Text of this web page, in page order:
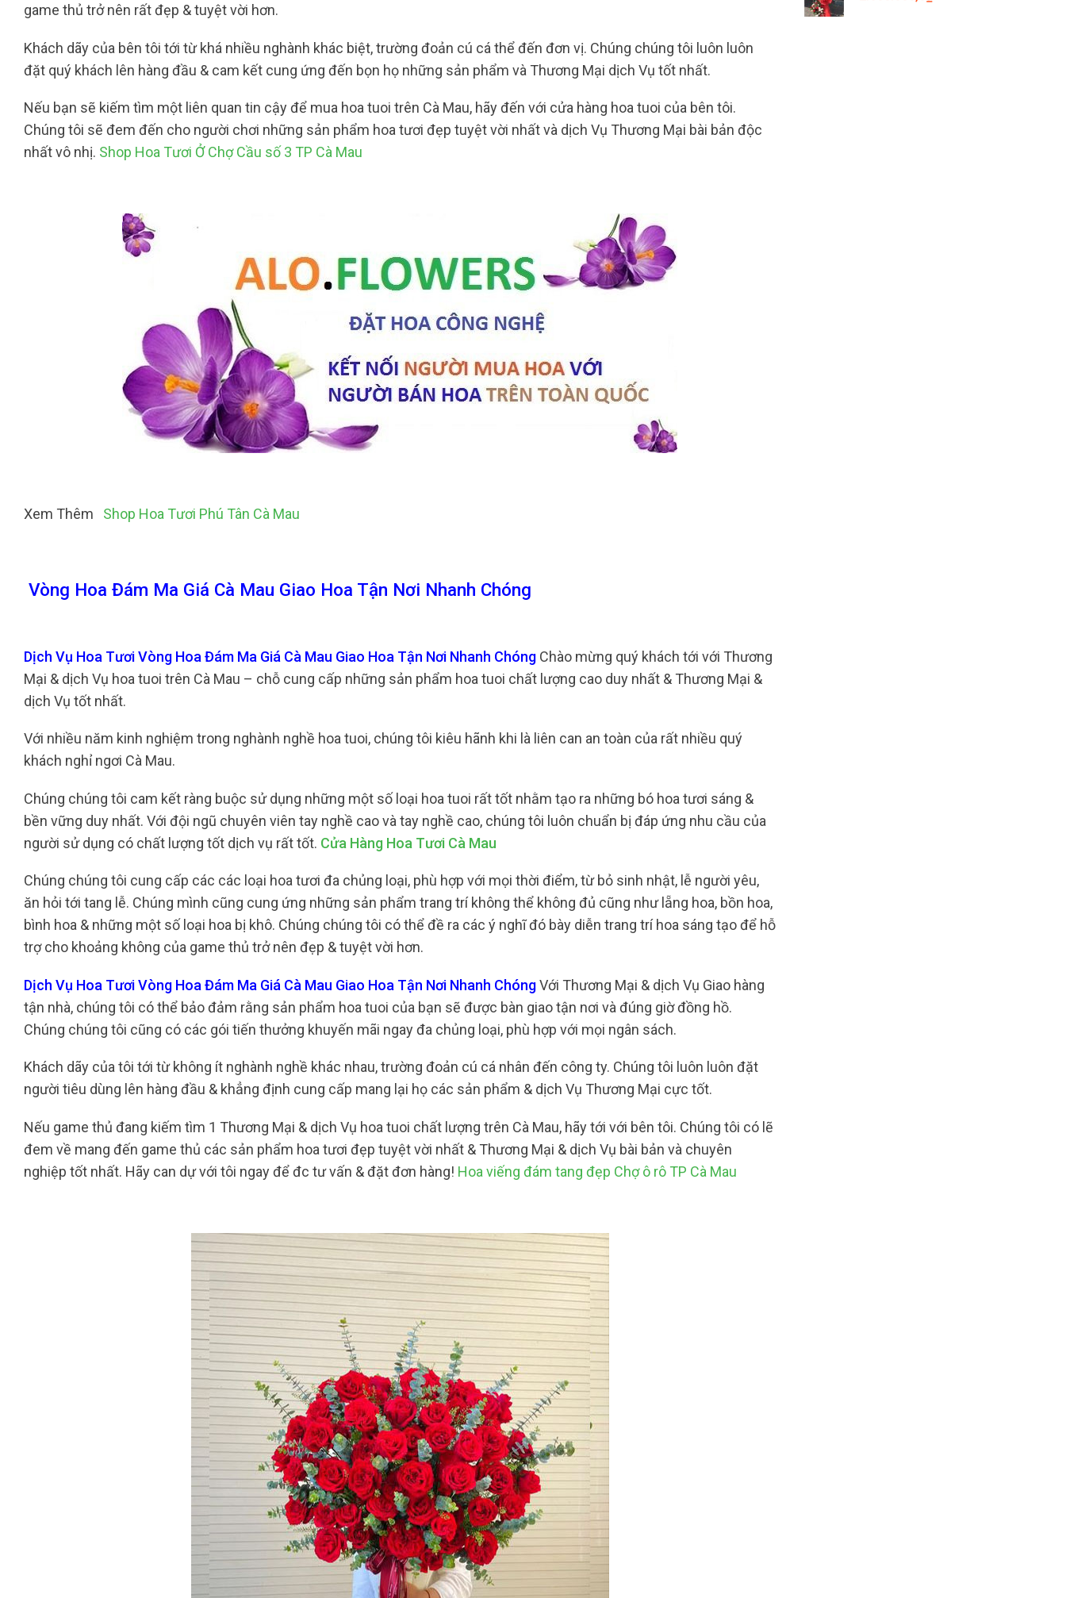
game thủ trở nên rất đẹp & tuyệt vời hơn.
Khách dãy của bên tôi tới từ khá nhiều nghành khác biệt, trường đoản cú cá thể đến đơn vị. Chúng chúng tôi luôn luôn
đặt quý khách lên hàng đầu & cam kết cung ứng đến bọn họ những sản phẩm và Thương Mại dịch Vụ tốt nhất.
Nếu bạn sẽ kiếm tìm một liên quan tin cậy để mua hoa tuoi trên Cà Mau, hãy đến với cửa hàng hoa tuoi của bên tôi.
Chúng tôi sẽ đem đến cho người chơi những sản phẩm hoa tươi đẹp tuyệt vời nhất và dịch Vụ Thương Mại bài bản độc
nhất vô nhị. Shop Hoa Tươi Ở Chợ Cầu số 3 TP Cà Mau
Xem Thêm Shop Hoa Tươi Phú Tân Cà Mau
Vòng Hoa Đám Ma Giá Cà Mau Giao Hoa Tận Nơi Nhanh Chóng
Dịch Vụ Hoa Tươi Vòng Hoa Đám Ma Giá Cà Mau Giao Hoa Tận Nơi Nhanh Chóng Chào mừng quý khách tới với Thương
Mại & dịch Vụ hoa tuoi trên Cà Mau – chỗ cung cấp những sản phẩm hoa tuoi chất lượng cao duy nhất & Thương Mại &
dịch Vụ tốt nhất.
Với nhiều năm kinh nghiệm trong nghành nghề hoa tuoi, chúng tôi kiêu hãnh khi là liên can an toàn của rất nhiều quý
khách nghỉ ngơi Cà Mau.
Chúng chúng tôi cam kết ràng buộc sử dụng những một số loại hoa tuoi rất tốt nhằm tạo ra những bó hoa tươi sáng &
bền vững duy nhất. Với đội ngũ chuyên viên tay nghề cao và tay nghề cao, chúng tôi luôn chuẩn bị đáp ứng nhu cầu của
người sử dụng có chất lượng tốt dịch vụ rất tốt. Cửa Hàng Hoa Tươi Cà Mau
Chúng chúng tôi cung cấp các các loại hoa tươi đa chủng loại, phù hợp với mọi thời điểm, từ bỏ sinh nhật, lễ người yêu,
ăn hỏi tới tang lễ. Chúng mình cũng cung ứng những sản phẩm trang trí không thể không đủ cũng như lẵng hoa, bồn hoa,
bình hoa & những một số loại hoa bị khô. Chúng chúng tôi có thể đề ra các ý nghĩ đó bày diễn trang trí hoa sáng tạo để hỗ
trợ cho khoảng không của game thủ trở nên đẹp & tuyệt vời hơn.
Dịch Vụ Hoa Tươi Vòng Hoa Đám Ma Giá Cà Mau Giao Hoa Tận Nơi Nhanh ChóngVới Thương Mại & dịch Vụ Giao hàng
tận nhà, chúng tôi có thể bảo đảm rằng sản phẩm hoa tuoi của bạn sẽ được bàn giao tận nơi và đúng giờ đồng hồ.
Chúng chúng tôi cũng có các gói tiến thưởng khuyến mãi ngay đa chủng loại, phù hợp với mọi ngân sách.
Khách dãy của tôi tới từ không ít nghành nghề khác nhau, trường đoản cú cá nhân đến công ty. Chúng tôi luôn luôn đặt
người tiêu dùng lên hàng đầu & khẳng định cung cấp mang lại họ các sản phẩm & dịch Vụ Thương Mại cực tốt.
Nếu game thủ đang kiếm tìm 1 Thương Mại & dịch Vụ hoa tuoi chất lượng trên Cà Mau, hãy tới với bên tôi. Chúng tôi có lẽ
đem về mang đến game thủ các sản phẩm hoa tươi đẹp tuyệt vời nhất & Thương Mại & dịch Vụ bài bản và chuyên
nghiệp tốt nhất. Hãy can dự với tôi ngay để đc tư vấn & đặt đơn hàng! Hoa viếng đám tang đẹp Chợ ô rô TP Cà Mau